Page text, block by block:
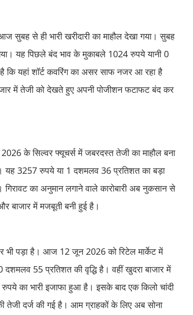
सुबह से ही भारी खरीदारी का माहौल देखा गया। सुबह
यह पिछले बंद भाव के मुकाबले 1024 रुपये यानी 0
कि यहां शॉर्ट कवरिंग का असर साफ नजर आ रहा है
में तेजी को देखते हुए अपनी पोजीशन फटाफट बंद कर
2026 के सिल्वर फ्यूचर्स में जबरदस्त तेजी का माहौल बना
3257 रुपये या 1 दशमलव 36 प्रतिशत का बड़ा
गिरावट का अनुमान लगाने वाले कारोबारी अब नुकसान से
बाजार में मजबूती बनी हुई है।
भी पड़ा है। आज 12 जून 2026 को रिटेल मार्केट में
55 प्रतिशत की वृद्धि है। वहीं खुदरा बाजार में
का भारी इजाफा हुआ है। इसके बाद एक किलो चांदी
दर्ज की गई है। आम ग्राहकों के लिए अब सोना